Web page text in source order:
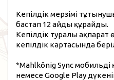
Кепілдік мерзімі
бастап 12 айды құрайды.
Кепілдік туралы ақпарат
кепілдік картасында
*Mahlkönig Sync
немесе Google Play